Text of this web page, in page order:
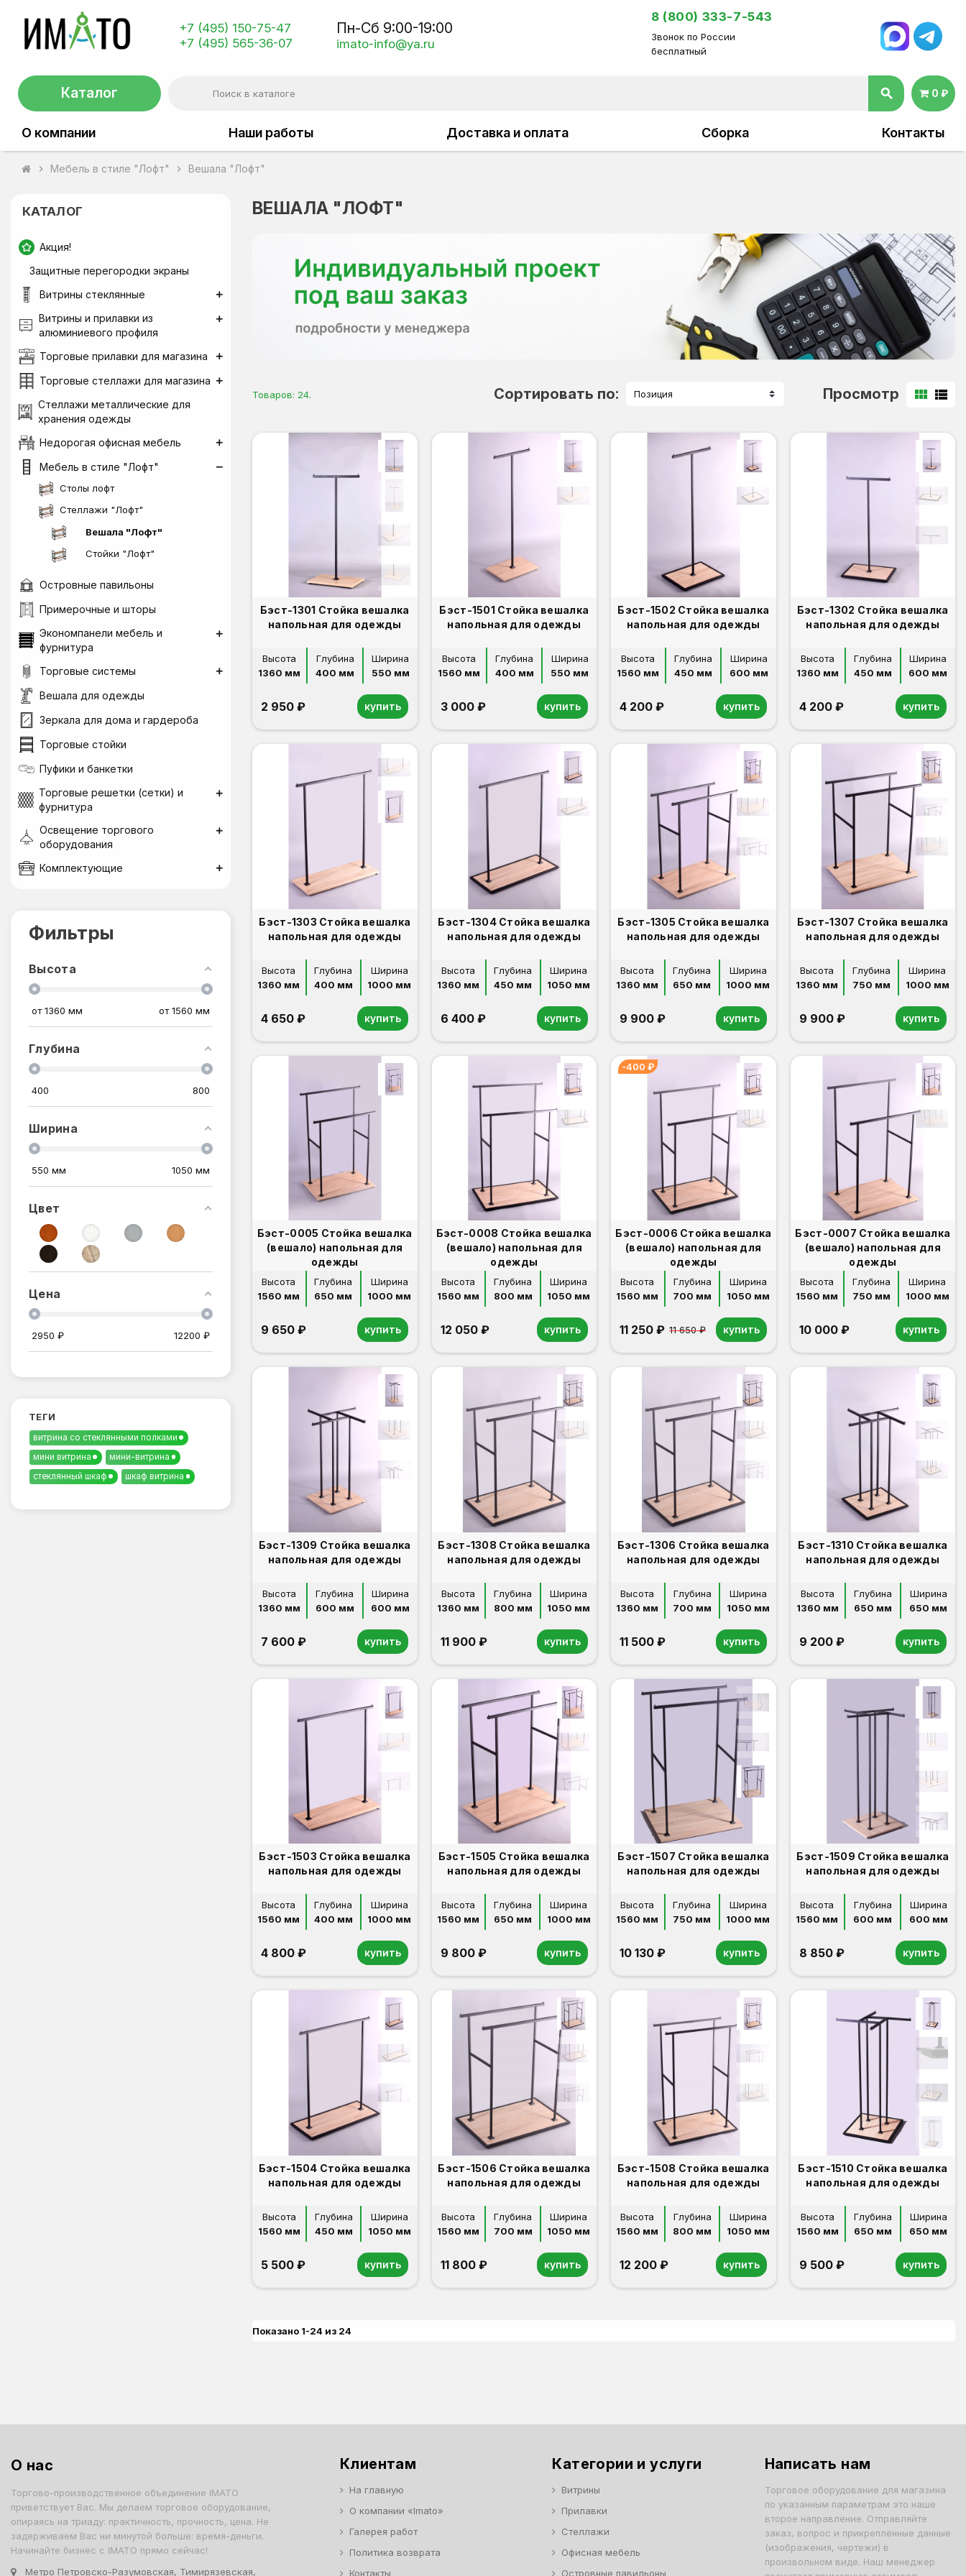
+7 (495) 150-75-47
+7 (495) 565-36-07
Пн-Сб 9:00-19:00
imato-info@ya.ru
8 (800) 333-7-543
Звонок по России
бесплатный
Каталог search 0 ₽
О компании Наши работы Доставка и оплата Сборка Контакты
chevron_right Мебель в стиле "Лофт" chevron_right Вешала "Лофт"
КАТАЛОГ
Акция!
Защитные перегородки экраны
Витрины стеклянные
Витрины и прилавки из
алюминиевого профиля
Торговые прилавки для магазина
Торговые стеллажи для магазина
Стеллажи металлические для
хранения одежды
Недорогая офисная мебель
Мебель в стиле "Лофт"
Столы лофт
Стеллажи "Лофт"
Вешала "Лофт"
Стойки "Лофт"
Островные павильоны
Примерочные и шторы
Экономпанели мебель и
фурнитура
Торговые системы
Вешала для одежды
Зеркала для дома и гардероба
Торговые стойки
Пуфики и банкетки
Торговые решетки (сетки) и
фурнитура
Освещение торгового
оборудования
Комплектующие
Фильтры
Высота
от1360 мм от1560 мм
Глубина
400 800
Ширина
550 мм 1050 мм
Цвет
Цена
2950 ₽ 12200 ₽
ТЕГИ
витрина со стеклянными полками
мини витрина
мини-витрина
стеклянный шкаф
шкаф витрина
ВЕШАЛА "ЛОФТ"
Сортировать по: Позиция Просмотр view_module view_list
Товаров: 24.
Бэст-1301 Стойка вешалка
напольная для одежды
Высота
1360 мм
Глубина
400 мм
Ширина
550 мм
2 950 ₽ купить
Бэст-1501 Стойка вешалка
напольная для одежды
Высота
1560 мм
Глубина
400 мм
Ширина
550 мм
3 000 ₽ купить
Бэст-1502 Стойка вешалка
напольная для одежды
Высота
1560 мм
Глубина
450 мм
Ширина
600 мм
4 200 ₽ купить
Бэст-1302 Стойка вешалка
напольная для одежды
Высота
1360 мм
Глубина
450 мм
Ширина
600 мм
4 200 ₽ купить
Бэст-1303 Стойка вешалка
напольная для одежды
Высота
1360 мм
Глубина
400 мм
Ширина
1000 мм
4 650 ₽ купить
Бэст-1304 Стойка вешалка
напольная для одежды
Высота
1360 мм
Глубина
450 мм
Ширина
1050 мм
6 400 ₽ купить
Бэст-1305 Стойка вешалка
напольная для одежды
Высота
1360 мм
Глубина
650 мм
Ширина
1000 мм
9 900 ₽ купить
Бэст-1307 Стойка вешалка
напольная для одежды
Высота
1360 мм
Глубина
750 мм
Ширина
1000 мм
9 900 ₽ купить
Бэст-0005 Стойка вешалка
(вешало) напольная для
одежды
Высота
1560 мм
Глубина
650 мм
Ширина
1000 мм
9 650 ₽ купить
Бэст-0008 Стойка вешалка
(вешало) напольная для
одежды
Высота
1560 мм
Глубина
800 мм
Ширина
1050 мм
12 050 ₽ купить
-400 ₽
Бэст-0006 Стойка вешалка
(вешало) напольная для
одежды
Высота
1560 мм
Глубина
700 мм
Ширина
1050 мм
11 250 ₽ 11 650 ₽ купить
Бэст-0007 Стойка вешалка
(вешало) напольная для
одежды
Высота
1560 мм
Глубина
750 мм
Ширина
1000 мм
10 000 ₽ купить
Бэст-1309 Стойка вешалка
напольная для одежды
Высота
1360 мм
Глубина
600 мм
Ширина
600 мм
7 600 ₽ купить
Бэст-1308 Стойка вешалка
напольная для одежды
Высота
1360 мм
Глубина
800 мм
Ширина
1050 мм
11 900 ₽ купить
Бэст-1306 Стойка вешалка
напольная для одежды
Высота
1360 мм
Глубина
700 мм
Ширина
1050 мм
11 500 ₽ купить
Бэст-1310 Стойка вешалка
напольная для одежды
Высота
1360 мм
Глубина
650 мм
Ширина
650 мм
9 200 ₽ купить
Бэст-1503 Стойка вешалка
напольная для одежды
Высота
1560 мм
Глубина
400 мм
Ширина
1000 мм
4 800 ₽ купить
Бэст-1505 Стойка вешалка
напольная для одежды
Высота
1560 мм
Глубина
650 мм
Ширина
1000 мм
9 800 ₽ купить
Бэст-1507 Стойка вешалка
напольная для одежды
Высота
1560 мм
Глубина
750 мм
Ширина
1000 мм
10 130 ₽ купить
Бэст-1509 Стойка вешалка
напольная для одежды
Высота
1560 мм
Глубина
600 мм
Ширина
600 мм
8 850 ₽ купить
Бэст-1504 Стойка вешалка
напольная для одежды
Высота
1560 мм
Глубина
450 мм
Ширина
1050 мм
5 500 ₽ купить
Бэст-1506 Стойка вешалка
напольная для одежды
Высота
1560 мм
Глубина
700 мм
Ширина
1050 мм
11 800 ₽ купить
Бэст-1508 Стойка вешалка
напольная для одежды
Высота
1560 мм
Глубина
800 мм
Ширина
1050 мм
12 200 ₽ купить
Бэст-1510 Стойка вешалка
напольная для одежды
Высота
1560 мм
Глубина
650 мм
Ширина
650 мм
9 500 ₽ купить
Показано 1-24 из 24
О нас
Торгово-производственное объединение IMATO
приветствует Вас. Мы делаем торговое оборудование,
опираясь на триаду: практичность, прочность, цена. Не
задерживаем Вас ни минутой больше: время-деньги.
Начинайте бизнес с IMATO прямо сейчас!
Метро Петровско-Разумовская, Тимирязевская,
Клиентам
На главную
О компании «Imato»
Галерея работ
Политика возврата
Контакты
Категории и услуги
Витрины
Прилавки
Стеллажи
Офисная мебель
Островные павильоны
Написать нам
Торговое оборудование для магазина
по указанным параметрам это наше
второе направление. Отправляйте
заказ, вопрос и прикреплённые данные
(изображения, чертежи) в
произвольном виде. Наш менеджер